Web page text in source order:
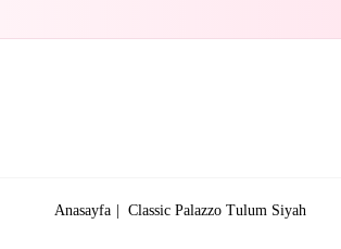
Anasayfa Classic Palazzo Tulum Siyah